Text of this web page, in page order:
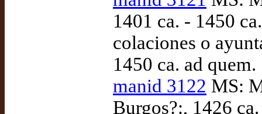
1401 ca. - 1450
colaciones o
1450 ca. ad quem.
manid 3122 MS:
Burgos?:, 1426